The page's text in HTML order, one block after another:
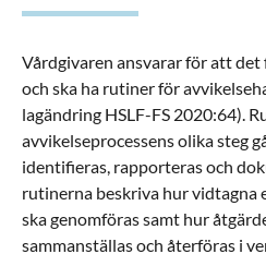
Vårdgivaren ansvarar för att
och ska ha rutiner för
lagändring HSLF-FS 2020:64).
avvikelseprocessens olika steg
identifieras, rapporteras och
rutinerna beskriva hur vidtagna
ska genomföras samt hur
sammanställas och återföras i